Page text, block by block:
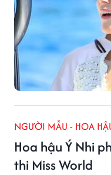
NGƯỜI MẪU - HOA
Hoa hậu Ý Nhi
thi Miss World